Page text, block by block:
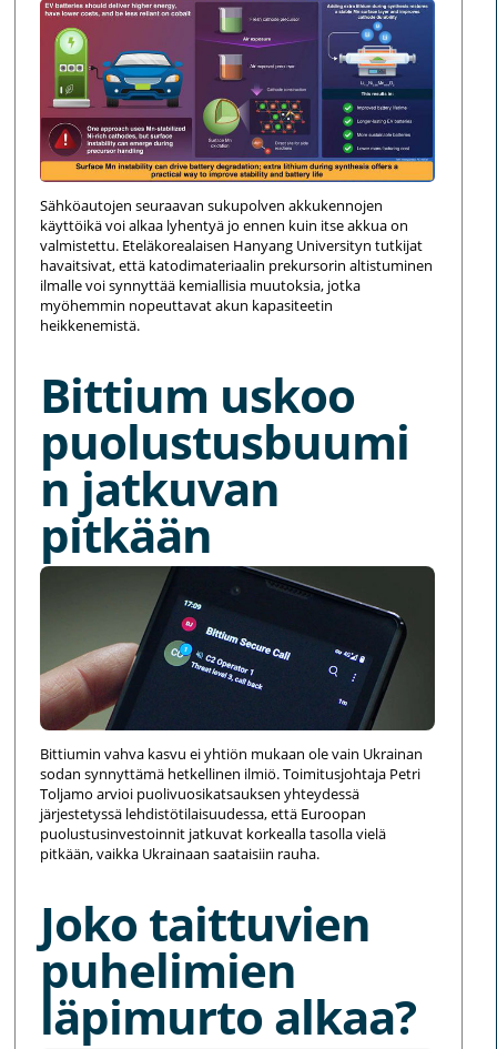
Sähköautojen seuraavan sukupolven akkukennojen
käyttöikä voi alkaa lyhentyä jo ennen kuin itse akkua on
valmistettu. Eteläkorealaisen Hanyang Universityn tutkijat
havaitsivat, että katodimateriaalin prekursorin altistuminen
ilmalle voi synnyttää kemiallisia muutoksia, jotka
myöhemmin nopeuttavat akun kapasiteetin
heikkenemistä.
Bittium uskoo
puolustusbuumi
n jatkuvan
pitkään
Bittiumin vahva kasvu ei yhtiön mukaan ole vain Ukrainan
sodan synnyttämä hetkellinen ilmiö. Toimitusjohtaja Petri
Toljamo arvioi puolivuosikatsauksen yhteydessä
järjestetyssä lehdistötilaisuudessa, että Euroopan
puolustusinvestoinnit jatkuvat korkealla tasolla vielä
pitkään, vaikka Ukrainaan saataisiin rauha.
Joko taittuvien
puhelimien
läpimurto alkaa?